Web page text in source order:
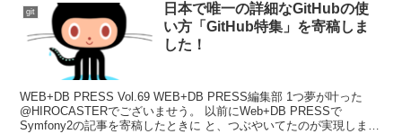
git
日本で唯一の詳細なGitHubの使
い方「GitHub特集」を寄稿しま
した！
WEB+DB PRESS Vol.69 WEB+DB PRESS編集部 1つ夢が叶った
@HIROCASTERでございませう。 以前にWeb+DB PRESSで
Symfony2の記事を寄稿したときに と、つぶやいてたのが実現しまし